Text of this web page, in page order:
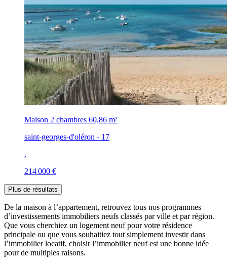
Maison 2 chambres 60,86 m²
saint-georges-d'oléron - 17
,
214 000 €
Plus de résultats
De la maison à l’appartement, retrouvez tous nos programmes
d’investissements immobiliers neufs classés par ville et par région.
Que vous cherchiez un logement neuf pour votre résidence
principale ou que vous souhaitiez tout simplement investir dans
l’immobilier locatif, choisir l’immobilier neuf est une bonne idée
pour de multiples raisons.